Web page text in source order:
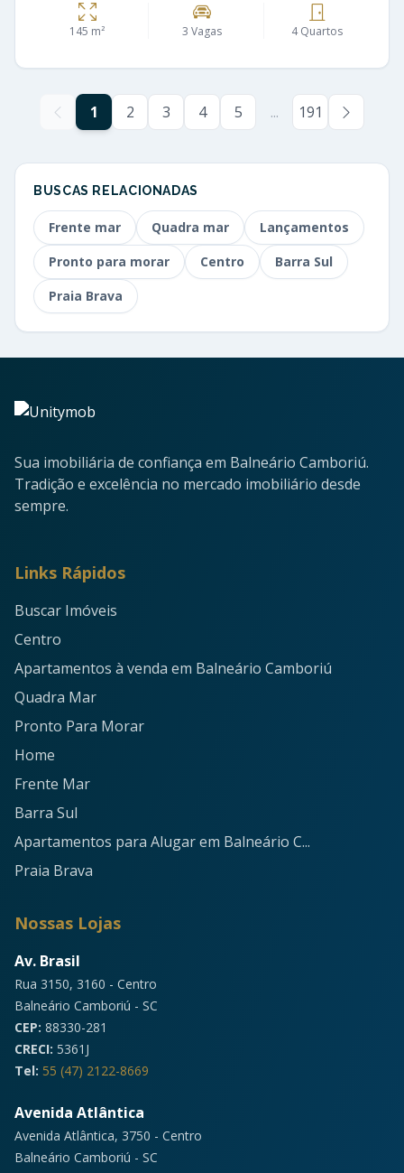
145 m² 3 Vagas 4 Quartos
1 2 3 4 5 ... 191
BUSCAS RELACIONADAS
Frente mar Quadra mar
Lançamentos
Pronto para morar
Centro
Barra Sul
Praia Brava
Sua imobiliária de confiança em Balneário Camboriú.
Tradição e excelência no mercado imobiliário desde
sempre.
Links Rápidos
Buscar Imóveis
Centro
Apartamentos à venda em Balneário Camboriú
Quadra Mar
Pronto Para Morar
Home
Frente Mar
Barra Sul
Apartamentos para Alugar em Balneário C...
Praia Brava
Nossas Lojas
Av. Brasil
Rua 3150, 3160 - Centro
Balneário Camboriú - SC
CEP: 88330-281
CRECI: 5361J
Tel: 55 (47) 2122-8669
Avenida Atlântica
Avenida Atlântica, 3750 - Centro
Balneário Camboriú - SC